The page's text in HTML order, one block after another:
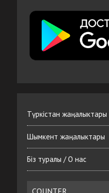
Түркістан жаңалыктары
Шымкент жаңалыктары
Біз туралы / О нас
COUNTER